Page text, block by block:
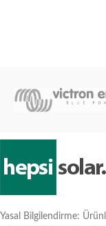
Yasal Bilgilendirme: